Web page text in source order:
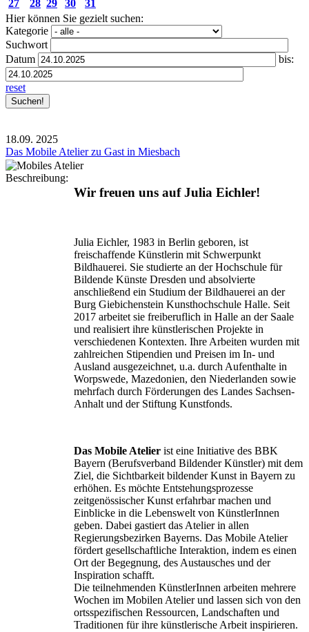
27
28 29 30
31
Hier können Sie gezielt suchen:
Kategorie
Suchwort
Datum
bis:
reset
18.09. 2025
Das Mobile Atelier zu Gast in Miesbach
Beschreibung:
Wir freuen uns auf Julia Eichler!
Julia Eichler, 1983 in Berlin geboren, ist
freischaffende Künstlerin mit Schwerpunkt
Bildhauerei. Sie studierte an der Hochschule für
Bildende Künste Dresden und absolvierte
anschließend ein Studium der Bildhauerei an der
Burg Giebichenstein Kunsthochschule Halle. Seit
2017 arbeitet sie freiberuflich in Halle an der Saale
und realisiert ihre künstlerischen Projekte in
verschiedenen Kontexten. Ihre Arbeiten wurden mit
zahlreichen Stipendien und Preisen im In- und
Ausland ausgezeichnet, u.a. durch Aufenthalte in
Worpswede, Mazedonien, den Niederlanden sowie
mehrfach durch Förderungen des Landes Sachsen-
Anhalt und der Stiftung Kunstfonds.
Das Mobile Atelier ist eine Initiative des BBK
Bayern (Berufsverband Bildender Künstler) mit dem
Ziel, die Sichtbarkeit bildender Kunst in Bayern zu
erhöhen. Es möchte Entstehungsprozesse
zeitgenössischer Kunst erfahrbar machen und
Einblicke in die Lebenswelt von KünstlerInnen
geben. Dabei gastiert das Atelier in allen
Regierungsbezirken Bayerns. Das Mobile Atelier
fördert gesellschaftliche Interaktion, indem es einen
Ort der Begegnung, des Austausches und der
Inspiration schafft.
Die teilnehmenden KünstlerInnen arbeiten mehrere
Wochen im Mobilen Atelier und lassen sich von den
ortsspezifischen Ressourcen, Landschaften und
Traditionen für ihre künstlerische Arbeit inspirieren.